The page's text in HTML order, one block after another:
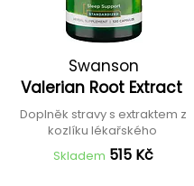
Swanson
Valerian Root Extract
Doplněk stravy s extraktem z
kozlíku lékařského
Skladem 515 Kč